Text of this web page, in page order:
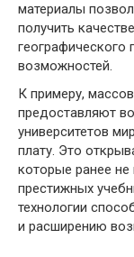
материалы
получить
возможностей.
К примеру,
предоставляют
университетов
плату. Это
которые ранее
престижных
технологии
и расширению